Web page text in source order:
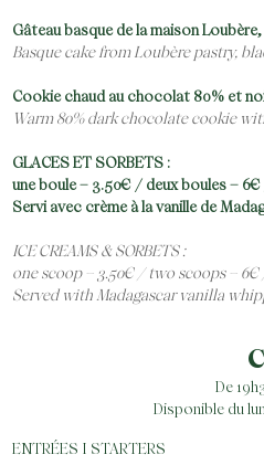
Gâteau basque de la maison
Basque cake from Loubère pastry,
Cookie chaud au chocolat 80% et
Warm 80% dark chocolate cookie
GLACES ET SORBETS :
une boule – 3.50€ / deux boules –
Servi avec crème à la vanille de
ICE CREAMS & SORBETS :
one scoop – 3.50€ / two scoops –
Served with Madagascar vanilla
De
Disponible du
ENTRÉES I STARTERS